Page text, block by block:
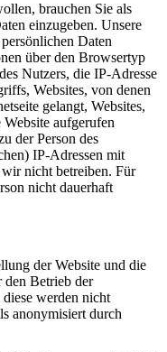
brauchen Sie als
einzugeben. Unsere
Daten
über den Browsertyp
Nutzers, die IP-Adresse
Websites, von denen
gelangt, Websites,
aufgerufen
der Person des
IP-Adressen mit
nicht betreiben. Für
nicht dauerhaft
der Website und die
den Betrieb der
werden nicht
anonymisiert durch